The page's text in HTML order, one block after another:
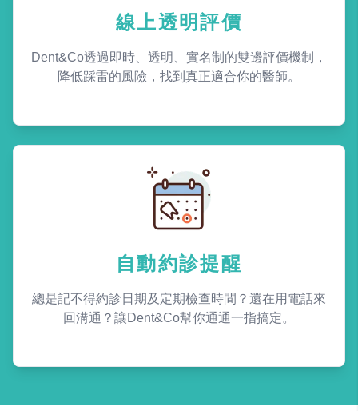
線上透明評價
Dent&Co透過即時、透明、實名制的雙邊評價機制，
降低踩雷的風險，找到真正適合你的醫師。
自動約診提醒
總是記不得約診日期及定期檢查時間？還在用電話來
回溝通？讓Dent&Co幫你通通一指搞定。